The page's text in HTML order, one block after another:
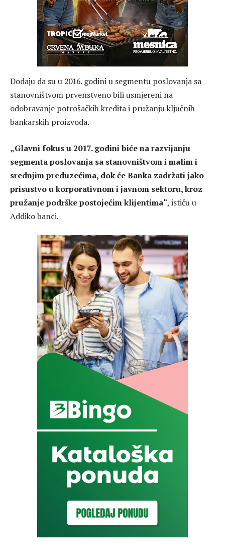
Dodaju da su u 2016. godini u segmentu poslovanja sa
stanovništvom prvenstveno bili usmjereni na
odobravanje potrošačkih kredita i pružanju ključnih
bankarskih proizvoda.
„Glavni fokus u 2017. godini biće na razvijanju
segmenta poslovanja sa stanovništvom i malim i
srednjim preduzećima, dok će Banka zadržati jako
prisustvo u korporativnom i javnom sektoru, kroz
pružanje podrške postojećim klijentima“, ističu u
Addiko banci.